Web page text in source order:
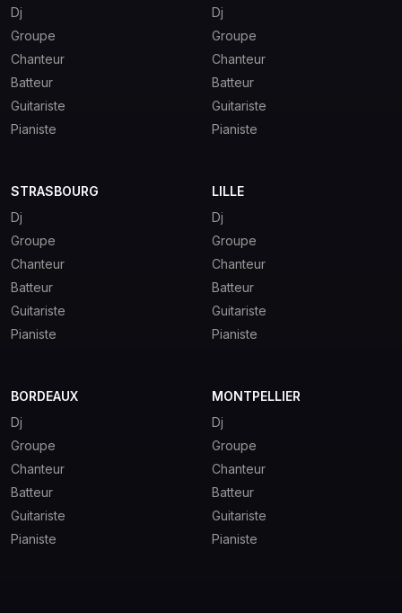
Dj
Groupe
Chanteur
Batteur
Guitariste
Pianiste
Dj
Groupe
Chanteur
Batteur
Guitariste
Pianiste
STRASBOURG
Dj
Groupe
Chanteur
Batteur
Guitariste
Pianiste
LILLE
Dj
Groupe
Chanteur
Batteur
Guitariste
Pianiste
BORDEAUX
Dj
Groupe
Chanteur
Batteur
Guitariste
Pianiste
MONTPELLIER
Dj
Groupe
Chanteur
Batteur
Guitariste
Pianiste